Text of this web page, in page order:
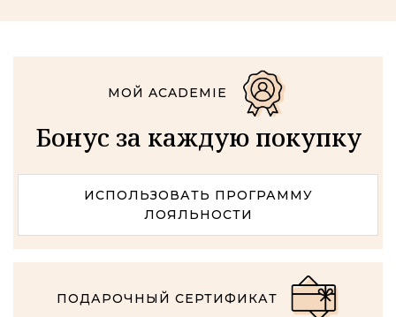
МОЙ ACADEMIE
Бонус за каждую покупку
ИСПОЛЬЗОВАТЬ ПРОГРАММУ
ЛОЯЛЬНОСТИ
ПОДАРОЧНЫЙ СЕРТИФИКАТ